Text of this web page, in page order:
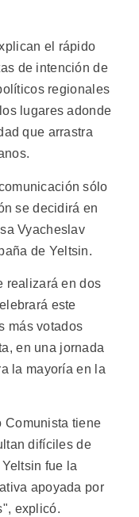
el rápido
de intención de
regionales
lugares adonde
que arrastra
sólo
se decidirá en
Vyacheslav
de Yeltsin.
realizará en dos
este
más votados
en una jornada
la mayoría en la
Comunista tiene
difíciles de
fue la
apoyada por
explicó.